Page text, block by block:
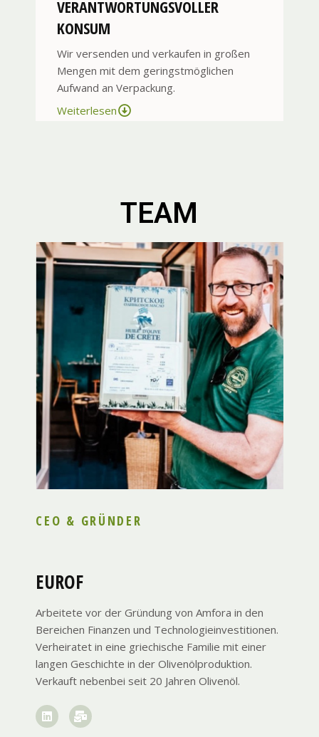
VERANTWORTUNGSVOLLER
KONSUM
Wir versenden und verkaufen in großen
Mengen mit dem geringstmöglichen
Aufwand an Verpackung.
Weiterlesen
TEAM
CEO & GRÜNDER
EUROF
Arbeitete vor der Gründung von Amfora in den
Bereichen Finanzen und Technologieinvestitionen.
Verheiratet in eine griechische Familie mit einer
langen Geschichte in der Olivenölproduktion.
Verkauft nebenbei seit 20 Jahren Olivenöl.